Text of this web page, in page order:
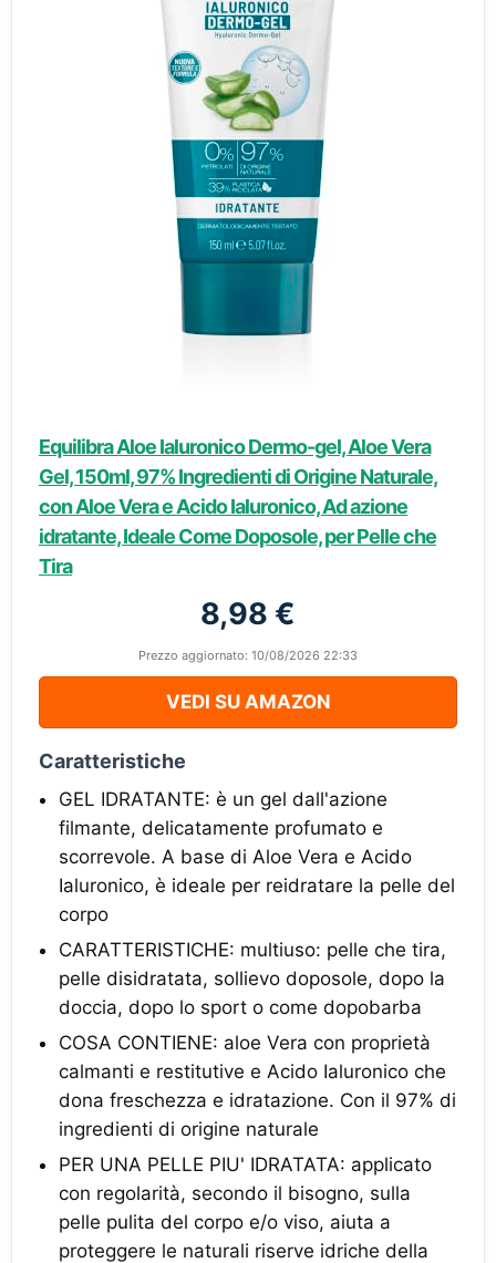
Equilibra Aloe Ialuronico Dermo-gel, Aloe Vera
Gel, 150ml, 97% Ingredienti di Origine Naturale,
con Aloe Vera e Acido Ialuronico, Ad azione
idratante, Ideale Come Doposole, per Pelle che
Tira
8,98 €
Prezzo aggiornato: 10/08/2026 22:33
VEDI SU AMAZON
Caratteristiche
GEL IDRATANTE: è un gel dall'azione
filmante, delicatamente profumato e
scorrevole. A base di Aloe Vera e Acido
Ialuronico, è ideale per reidratare la pelle del
corpo
CARATTERISTICHE: multiuso: pelle che tira,
pelle disidratata, sollievo doposole, dopo la
doccia, dopo lo sport o come dopobarba
COSA CONTIENE: aloe Vera con proprietà
calmanti e restitutive e Acido Ialuronico che
dona freschezza e idratazione. Con il 97% di
ingredienti di origine naturale
PER UNA PELLE PIU' IDRATATA: applicato
con regolarità, secondo il bisogno, sulla
pelle pulita del corpo e/o viso, aiuta a
proteggere le naturali riserve idriche della